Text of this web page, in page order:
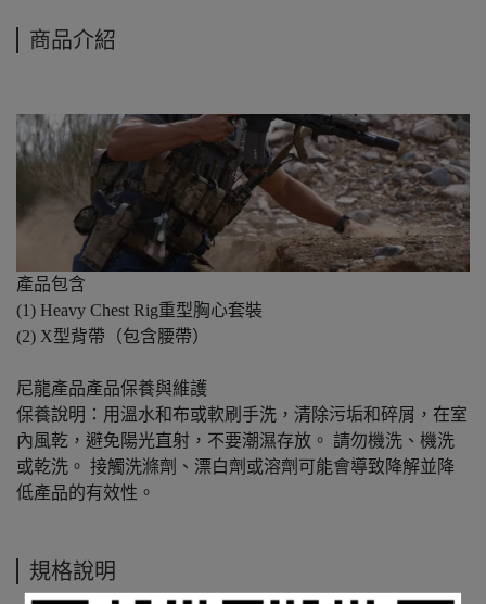
商品介紹
產品包含
(1) Heavy Chest Rig重型胸心套裝
(2) X型背帶（包含腰帶）
尼龍產品產品保養與維護
保養說明：用溫水和布或軟刷手洗，清除污垢和碎屑，在室
內風乾，避免陽光直射，不要潮濕存放。 請勿機洗、機洗
或乾洗。 接觸洗滌劑、漂白劑或溶劑可能會導致降解並降
低產品的有效性。
規格說明